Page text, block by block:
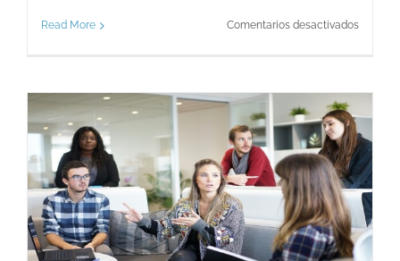
Read More Comentarios desactivadosen